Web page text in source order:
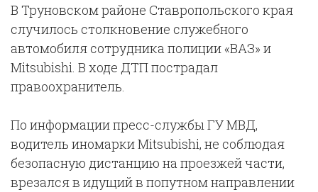
В Труновском районе Ставропольского края
случилось столкновение служебного
автомобиля сотрудника полиции «ВАЗ» и
Mitsubishi. В ходе ДТП пострадал
правоохранитель.
По информации пресс-службы ГУ МВД,
водитель иномарки Mitsubishi, не соблюдая
безопасную дистанцию на проезжей части,
врезался в идущий в попутном направлении